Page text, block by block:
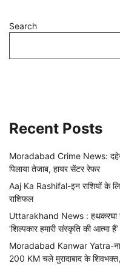
Search
Recent Posts
Moradabad Crime News: दहेज
पिलाया तेजाब, हायर सेंटर रेफर
Aaj Ka Rashifal-इन राशियों के
राशिफल
Uttarakhand News : हथकरघा
‘शिल्पकार हमारी संस्कृति की आत्मा हैं’
Moradabad Kanwar Yatra-ना
200 KM चले मुरादाबाद के शिवभक्त,